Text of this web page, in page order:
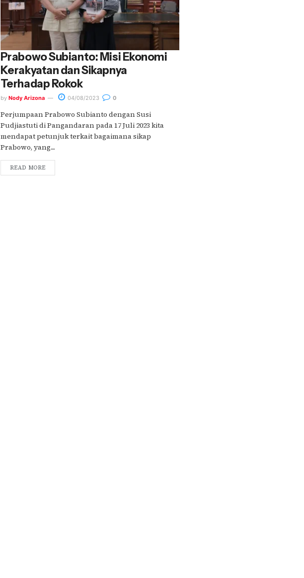
Prabowo Subianto: Misi Ekonomi
Kerakyatan dan Sikapnya
Terhadap Rokok
by Nody Arizona 04/08/2023 0
Perjumpaan Prabowo Subianto dengan Susi
Pudjiastuti di Pangandaran pada 17 Juli 2023 kita
mendapat petunjuk terkait bagaimana sikap
Prabowo, yang....
READ MORE